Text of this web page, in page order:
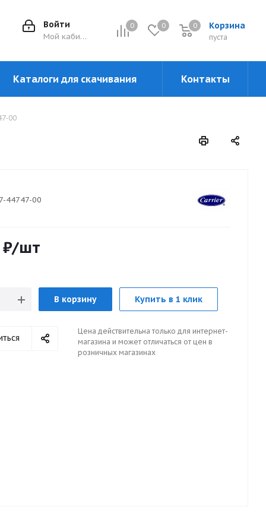
0 0 Корзина
0
пуста
0
Войти
Мой кабинет
Каталоги для скачивания Контакты
00
44747-00
/шт
В корзину Купить в 1 клик
Цена действительна только для интернет-
магазина и может отличаться от цен в
розничных магазинах